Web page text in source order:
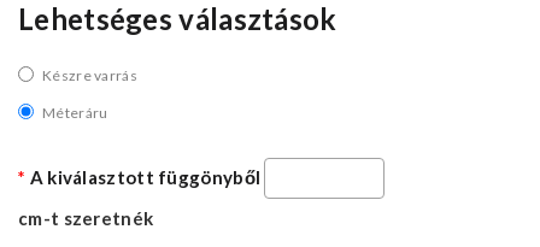
Lehetséges választások
Készre varrás
Méteráru
A kiválasztott függönyből
cm-t szeretnék